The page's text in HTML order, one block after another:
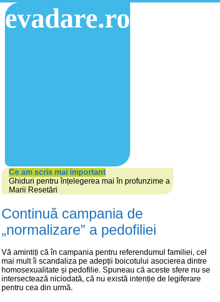
evadare.ro
Ce am scris mai important
Ghiduri pentru înțelegerea mai în profunzime a
Marii Resetări
Continuă campania de
„normalizare” a pedofiliei
Vă amintiți că în campania pentru referendumul familiei, cel
mai mult îi scandaliza pe adepții boicotului asocierea dintre
homosexualitate și pedofilie. Spuneau că aceste sfere nu se
intersectează niciodată, că nu există intenție de legiferare
pentru cea din urmă.